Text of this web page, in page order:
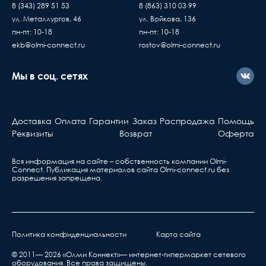
Если вы купили
оборудование у нас, но
проверяете и
без существующих
Берете ваш гарантийный
обращаетесь в
нарушения правил транспортировки,
хранения, эксплуатации или неправильной
Доставка товаров осуществляется ежедневно,
с Пн. по Пт. с 10:00 до 17:00 часов
8 (343) 289 51 53
ул. Металлургов, 46
пн-пт: 10-18
ekb@olmi-connect.ru
8 (863) 310 03 99
ул. Войкова, 136
пн-пт: 10-18
rostov@olmi-connect.ru
Мы в соц. сетях
Доставка Оплата Гарантии Заказ Распродажа Помощь
Реквизиты
Возврат Оферта
Вся информация на сайте – собственность компании Olmi-
Сonnect. Публикация материалов сайта Olmi-connect.ru без
разрешения запрещена.
Политика конфиденциальности Карта сайта
© 2011— 2026 «Олми Коннект»— интернет-гипермаркет сетевого
оборудования. Все права защищены.